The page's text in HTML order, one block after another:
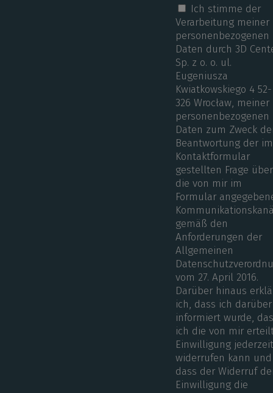
Ich stimme der
Verarbeitung meiner
personenbezogenen
Daten durch 3D
Sp. z o. o. ul.
Eugeniusza
Kwiatkowskiego 4 52-
326 Wrocław, meiner
personenbezogenen
Daten zum Zweck
Beantwortung der im
Kontaktformular
gestellten Frage über
die von mir im
Formular
gemäß den
Anforderungen der
Allgemeinen
vom 27. April 2016.
Darüber hinaus
ich, dass ich darüber
informiert wurde,
ich die von mir
Einwilligung
widerrufen kann und
dass der Widerruf
Einwilligung die